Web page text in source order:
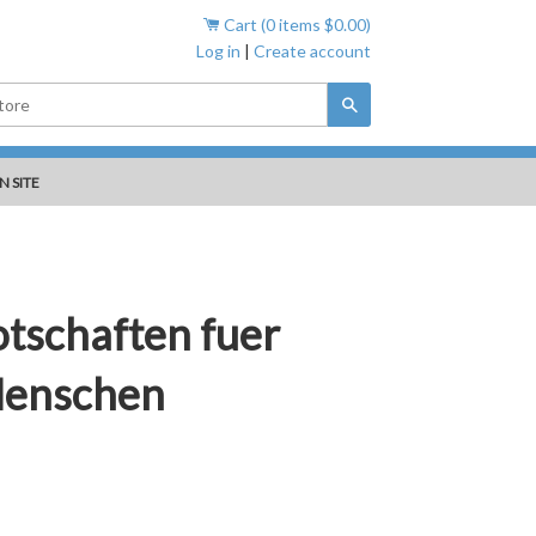
Cart (0items $0.00)
Log in | Create account
SITE
fuer